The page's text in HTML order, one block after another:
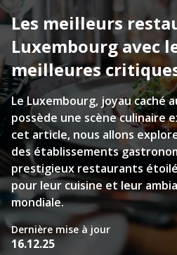
Les meilleurs
Luxembourg avec
meilleures
Le Luxembourg, joyau caché
possède une scène culinaire
cet article, nous allons
des établissements
prestigieux restaurants
pour leur cuisine et leur
mondiale.
Dernière mise à jour
16.12.25